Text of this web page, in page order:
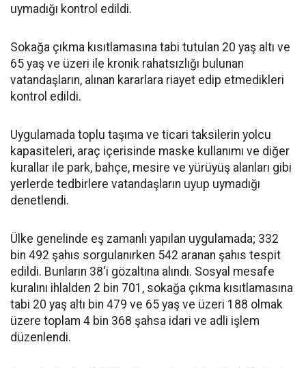
uymadığı kontrol edildi.
Sokağa çıkma kısıtlamasına tabi tutulan 20 yaş altı ve
65 yaş ve üzeri ile kronik rahatsızlığı bulunan
vatandaşların, alınan kararlara riayet edip etmedikleri
kontrol edildi.
Uygulamada toplu taşıma ve ticari taksilerin yolcu
kapasiteleri, araç içerisinde maske kullanımı ve diğer
kurallar ile park, bahçe, mesire ve yürüyüş alanları gibi
yerlerde tedbirlere vatandaşların uyup uymadığı
denetlendi.
Ülke genelinde eş zamanlı yapılan uygulamada; 332
bin 492 şahıs sorgulanırken 542 aranan şahıs tespit
edildi. Bunların 38‘i gözaltına alındı. Sosyal mesafe
kuralını ihlalden 2 bin 701, sokağa çıkma kısıtlamasına
tabi 20 yaş altı bin 479 ve 65 yaş ve üzeri 188 olmak
üzere toplam 4 bin 368 şahsa idari ve adli işlem
düzenlendi.